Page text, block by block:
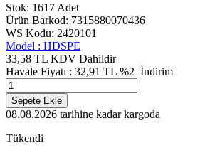
Stok: 1617 Adet
Ürün Barkod: 7315880070436
WS Kodu: 2420101
Model : HDSPE
33,58 TL KDV Dahildir
Havale Fiyatı : 32,91 TL %2 İndirim
Sepete Ekle
08.08.2026 tarihine kadar kargoda
Tükendi